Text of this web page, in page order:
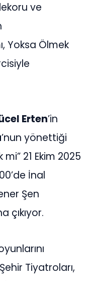
ve
Yoksa Ölmek
Erten’in
’nun yönettiği
21 Ekim 2025
İnal
Şen
çıkıyor.
Tiyatroları,